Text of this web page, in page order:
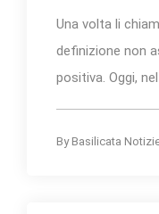
Una volta li
definizione non
positiva. Oggi,
By Basilicata